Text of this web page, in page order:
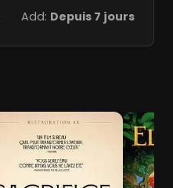
Add: Depuis 7 jours